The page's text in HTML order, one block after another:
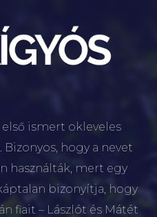
ismert okleveles
hogy a nevet
használták, mert egy
bizonyítja, hogy
fiait – Lászlót és Mátét